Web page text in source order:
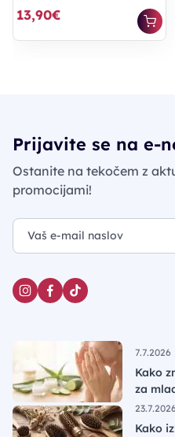
13,90€
Prijavite se na e-
Ostanite na tekočem z
promocijami!
7.7.2026
Kako
za
Kako